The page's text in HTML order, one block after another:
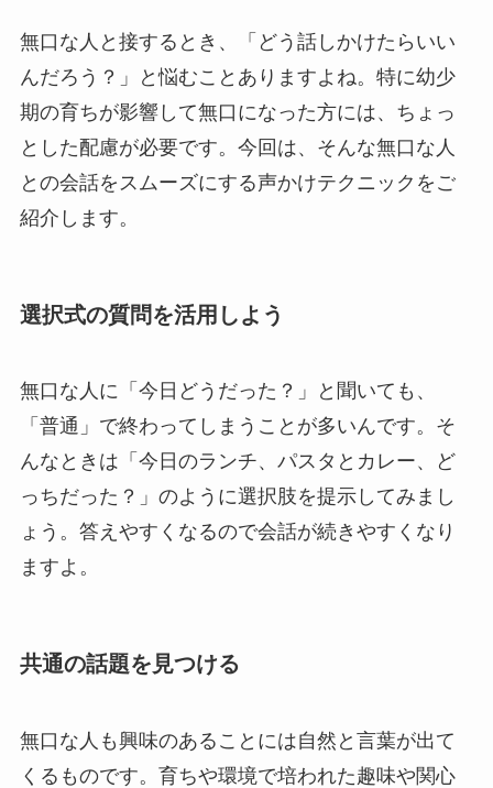
無口な人と接するとき、「どう話しかけたらいい
んだろう？」と悩むことありますよね。特に幼少
期の育ちが影響して無口になった方には、ちょっ
とした配慮が必要です。今回は、そんな無口な人
との会話をスムーズにする声かけテクニックをご
紹介します。
選択式の質問を活用しよう
無口な人に「今日どうだった？」と聞いても、
「普通」で終わってしまうことが多いんです。そ
んなときは「今日のランチ、パスタとカレー、ど
っちだった？」のように選択肢を提示してみまし
ょう。答えやすくなるので会話が続きやすくなり
ますよ。
共通の話題を見つける
無口な人も興味のあることには自然と言葉が出て
くるものです。育ちや環境で培われた趣味や関心